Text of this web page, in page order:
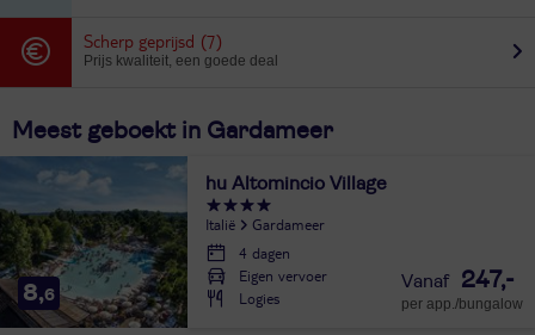
Scherp geprijsd (7)
Prijs kwaliteit, een goede deal
Meest geboekt in Gardameer
8,6
hu Altomincio Village
Italië
Gardameer
4 dagen
Eigen vervoer
Logies
247,-
per app./bungalow